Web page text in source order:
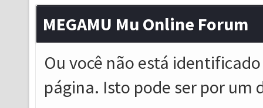
MEGAMU Mu Online Forum
Ou você não está
página. Isto pode ser por um